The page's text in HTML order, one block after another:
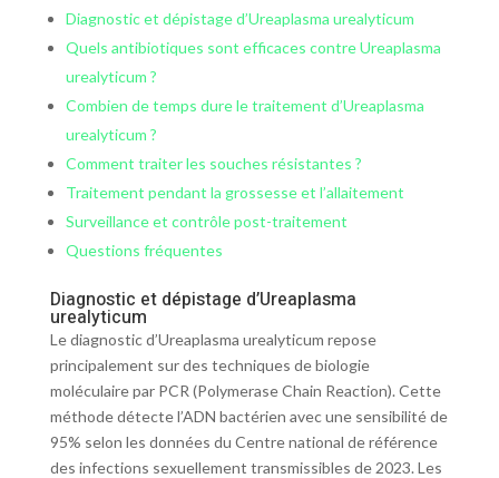
Diagnostic et dépistage d’Ureaplasma urealyticum
Quels antibiotiques sont efficaces contre Ureaplasma
urealyticum ?
Combien de temps dure le traitement d’Ureaplasma
urealyticum ?
Comment traiter les souches résistantes ?
Traitement pendant la grossesse et l’allaitement
Surveillance et contrôle post-traitement
Questions fréquentes
Diagnostic et dépistage d’Ureaplasma
urealyticum
Le diagnostic d’Ureaplasma urealyticum repose
principalement sur des techniques de biologie
moléculaire par PCR (Polymerase Chain Reaction). Cette
méthode détecte l’ADN bactérien avec une sensibilité de
95% selon les données du Centre national de référence
des infections sexuellement transmissibles de 2023. Les